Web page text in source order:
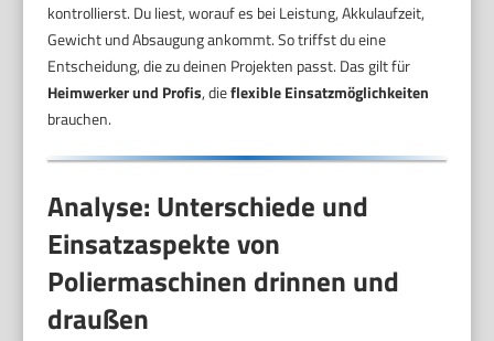
kontrollierst. Du liest, worauf es bei Leistung, Akkulaufzeit,
Gewicht und Absaugung ankommt. So triffst du eine
Entscheidung, die zu deinen Projekten passt. Das gilt für
Heimwerker und Profis, dieflexible Einsatzmöglichkeiten
brauchen.
Analyse: Unterschiede und
Einsatzaspekte von
Poliermaschinen drinnen und
draußen